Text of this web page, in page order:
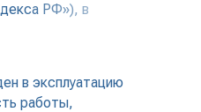
РФ»), в
в эксплуатацию
работы,